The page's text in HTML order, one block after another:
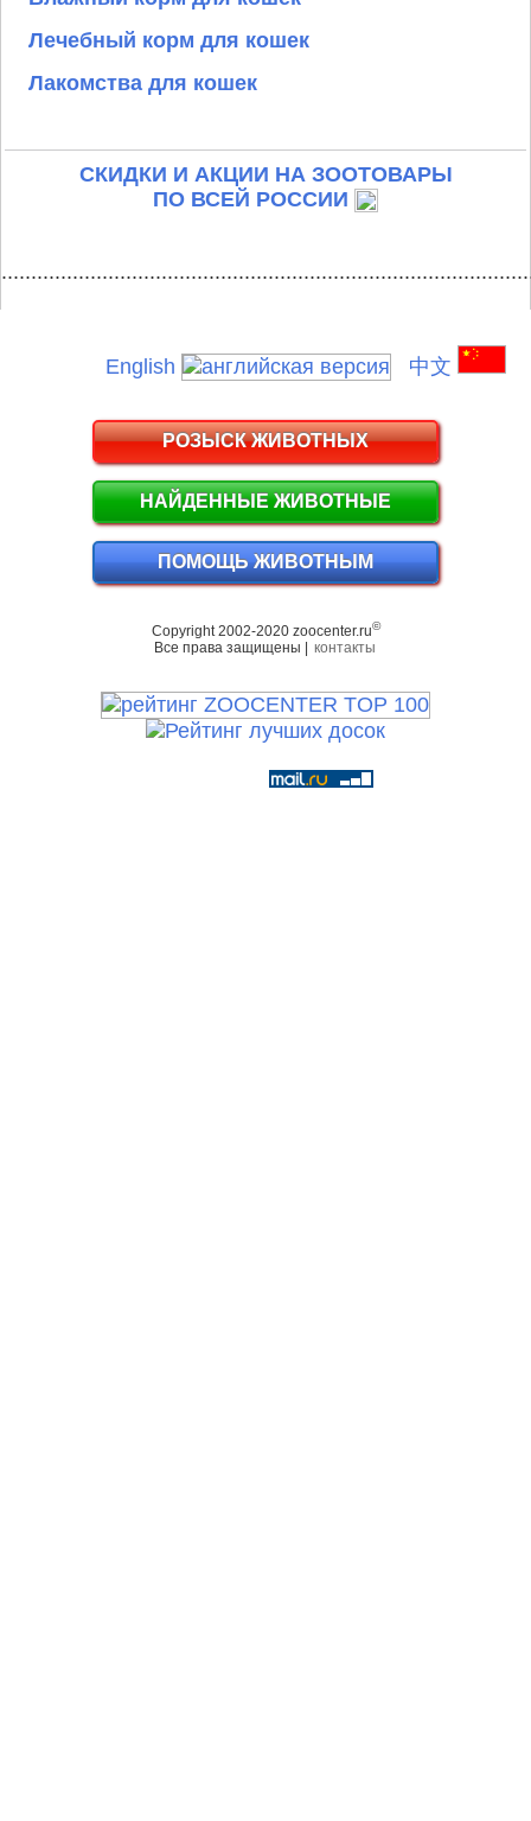
Лечебный корм для кошек
Лакомства для кошек
СКИДКИ И АКЦИИ НА ЗООТОВАРЫ
ПО ВСЕЙ РОССИИ
English 中文
РОЗЫСК ЖИВОТНЫХ
НАЙДЕННЫЕ ЖИВОТНЫЕ
ПОМОЩЬ ЖИВОТНЫМ
Copyright 2002-2020 zoocenter.ru©
Все права защищены | контакты